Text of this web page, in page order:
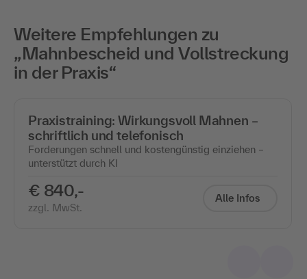
Weitere Empfehlungen zu
„Mahnbescheid und Vollstreckung
in der Praxis“
Praxistraining: Wirkungsvoll Mahnen –
schriftlich und telefonisch
Forderungen schnell und kostengünstig einziehen –
unterstützt durch KI
€ 840,-
zzgl. MwSt.
Alle Infos